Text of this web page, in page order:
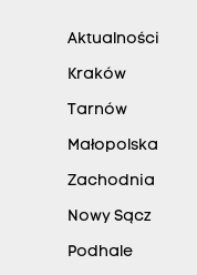
Aktualności
Kraków
Tarnów
Małopolska
Zachodnia
Nowy Sącz
Podhale